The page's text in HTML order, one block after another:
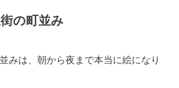
の町並み
みは、朝から夜まで本当に絵になり